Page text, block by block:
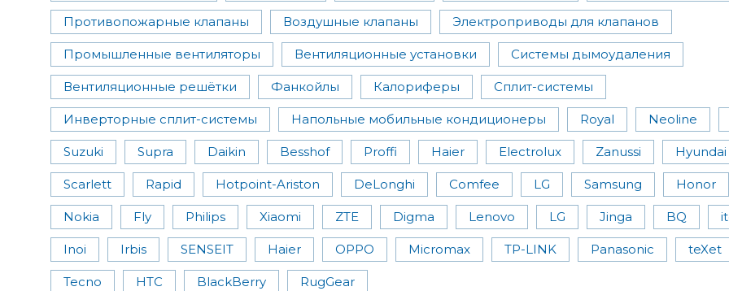
Противопожарные клапаны Воздушные клапаны Электроприводы для клапанов
Промышленные вентиляторы Вентиляционные установки Системы дымоудаления
Вентиляционные решётки Фанкойлы Калориферы Сплит-системы
Инверторные сплит-системы Напольные мобильные кондиционеры Royal Neoline
Suzuki Supra Daikin Besshof Proffi Haier Electrolux Zanussi Hyundai
Scarlett Rapid Hotpoint-Ariston DeLonghi Comfee LG Samsung Honor
Nokia Fly Philips Xiaomi ZTE Digma Lenovo LG Jinga BQ
Inoi Irbis SENSEIT Haier OPPO Micromax TP-LINK Panasonic teXet
Tecno HTC BlackBerry RugGear